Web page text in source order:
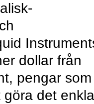
dollar från
pengar som
det